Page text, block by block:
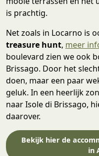
is prachtig.
Net zoals in Locarno is
treasure hunt, meer
boulevard zien we ook
Brissago. Door het
doen, maar een paar
geluk. In een heerlijk
naar Isole di Brissago,
daarover.
Bekijk hier de
in